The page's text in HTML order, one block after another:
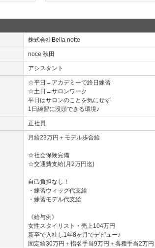
株式会社Bella notte
noce 秋田
アシスタント
☆平日→アカデミーで終日練習
☆土日→サロンワーク
平日はサロンのことを気にせず
1日練習に没頭できる環境♪
正社員
月給23万円＋モデル歩合給
☆社会保険完備
☆交通費支給(月2万円迄)
自己負担なし！
・練習ウィッグ代支給
・練習モデル代支給
《給与例》
女性スタイリスト・売上104万円
新卒で入社し1年8ヶ月でデビュー♪
固定給30万円＋指名手当9万円＋各種手当2万円